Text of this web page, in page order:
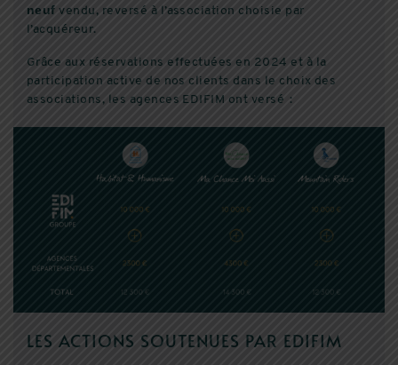
neuf vendu, reversé à l’association choisie par
l’acquéreur.
Grâce aux réservations effectuées en 2024 et à la
participation active de nos clients dans le choix des
associations, les agences EDIFIM ont versé :
LES ACTIONS SOUTENUES PAR EDIFIM